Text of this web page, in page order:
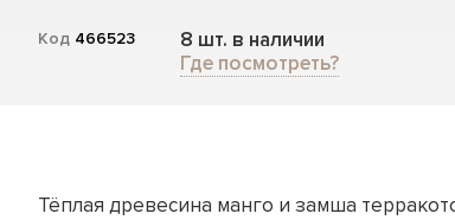
Код 466523
8 шт. в наличии
Где посмотреть?
Тёплая древесина манго и замша